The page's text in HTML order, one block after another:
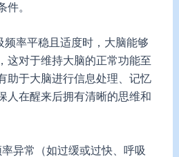
件。
频率平稳且适度时，大脑能够
这对于维持大脑的正常功能至
助于大脑进行信息处理、记忆
人在醒来后拥有清晰的思维和
异常（如过缓或过快、呼吸